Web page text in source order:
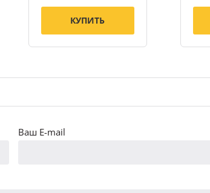
КУПИТЬ
Ваш E-mail